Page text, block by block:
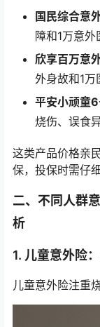
国民综合意
障和1万意外
欣享百万意
外身故和1万
平安小顽童
烧伤、误食
这类产品价格亲
保，投保时需仔
二、不同人群
析
1. 儿童意外险
儿童意外险注重